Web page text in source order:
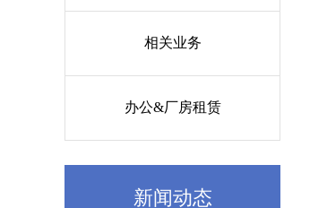
相关业务
办公&厂房租赁
新闻动态